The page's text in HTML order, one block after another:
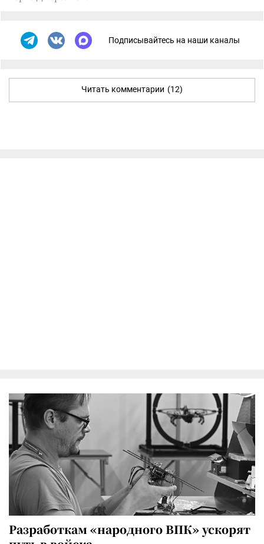
Подписывайтесь на наши каналы
Читать комментарии (12)
Разработкам «народного ВПК» ускорят